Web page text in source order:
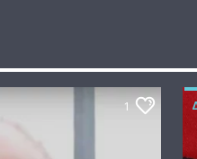
1